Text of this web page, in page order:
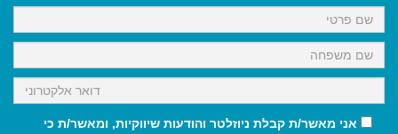
k
p
m
אני מאשר/ת קבלת ניוזלטר והודעות שיווקיות, ומאשר/ת כי